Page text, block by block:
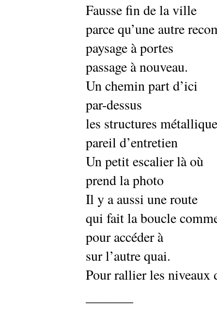
Fausse fin de la ville
parce qu’une autre
paysage à portes
passage à nouveau.
Un chemin part d’ici
par-dessus
les structures
pareil d’entretien
Un petit escalier là où
prend la photo
Il y a aussi une route
qui fait la boucle
pour accéder à
sur l’autre quai.
Pour rallier les niveaux
———–